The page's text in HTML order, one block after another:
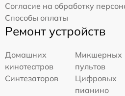
Согласие на обработку
Способы оплаты
Ремонт устройств
Домашних
кинотеатров
Микшерных
пультов
Синтезаторов
Цифровых
пианино